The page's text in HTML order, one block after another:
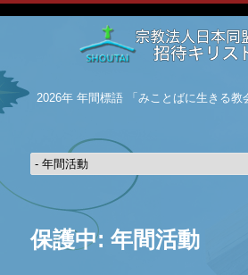
2026年 年間標語 「みことばに生きる教
保護中: 年間活動